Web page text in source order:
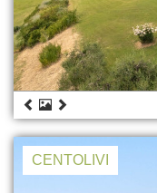
CENTOLIVI